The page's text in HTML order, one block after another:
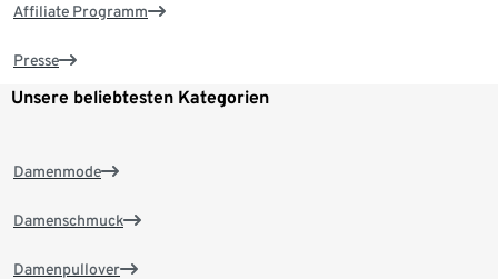
Affiliate Programm
Presse
Unsere beliebtesten Kategorien
Damenmode
Damenschmuck
Damenpullover